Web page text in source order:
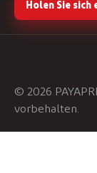
Holen Sie
© 2026
vorbehalten.